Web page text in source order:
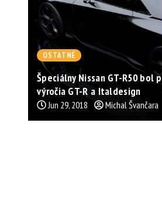
OSTATNÉ
Špeciálny Nissan GT-R50 bol
výročia GT-R a Italdesign
Jun 29, 2018 Michal Švančara